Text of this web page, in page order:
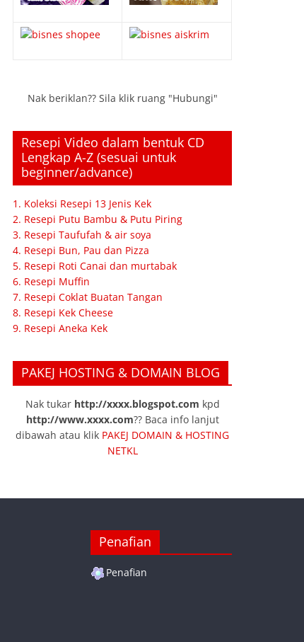
Nak beriklan?? Sila klik ruang "Hubungi"
Resepi Video dalam bentuk CD
Lengkap A-Z (sesuai untuk
beginner/advance)
1. Koleksi Resepi 13 Jenis Kek
2. Resepi Putu Bambu & Putu Piring
3. Resepi Taufufah & air soya
4. Resepi Bun, Pau dan Pizza
5. Resepi Roti Canai dan murtabak
6. Resepi Muffin
7. Resepi Coklat Buatan Tangan
8. Resepi Kek Cheese
9. Resepi Aneka Kek
PAKEJ HOSTING & DOMAIN BLOG
Nak tukar http://xxxx.blogspot.com kpd
http://www.xxxx.com?? Baca info lanjut
dibawah atau klik PAKEJ DOMAIN & HOSTING
NETKL
Penafian
Penafian